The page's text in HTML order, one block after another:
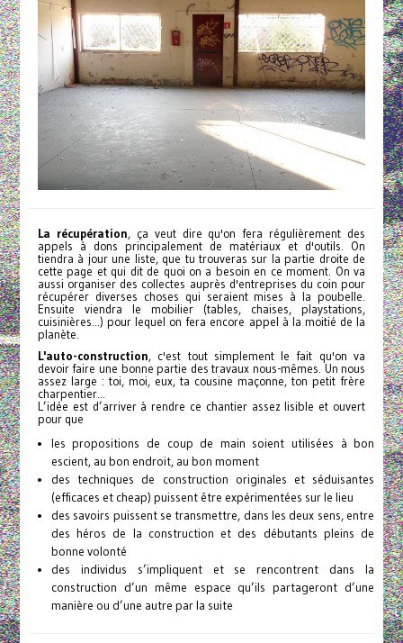
La récupération, ça veut dire qu'on fera régulièrement des
appels à dons principalement de matériaux et d'outils. On
tiendra à jour une liste, que tu trouveras sur la partie droite de
cette page et qui dit de quoi on a besoin en ce moment. On va
aussi organiser des collectes auprès d'entreprises du coin pour
récupérer diverses choses qui seraient mises à la poubelle.
Ensuite viendra le mobilier (tables, chaises, playstations,
cuisinières...) pour lequel on fera encore appel à la moitié de la
planète.
L'auto-construction, c'est tout simplement le fait qu'on va
devoir faire une bonne partie des travaux nous-mêmes. Un nous
assez large : toi, moi, eux, ta cousine maçonne, ton petit frère
charpentier...
L’idée est d’arriver à rendre ce chantier assez lisible et ouvert
pour que
les propositions de coup de main soient utilisées à bon
escient, au bon endroit, au bon moment
des techniques de construction originales et séduisantes
(efficaces et cheap) puissent être expérimentées sur le lieu
des savoirs puissent se transmettre, dans les deux sens, entre
des héros de la construction et des débutants pleins de
bonne volonté
des individus s’impliquent et se rencontrent dans la
construction d’un même espace qu’ils partageront d’une
manière ou d’une autre par la suite